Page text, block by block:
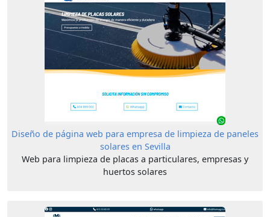
Diseño de página web para empresa de limpieza de paneles
solares en Sevilla
Web para limpieza de placas a particulares, empresas y
huertos solares